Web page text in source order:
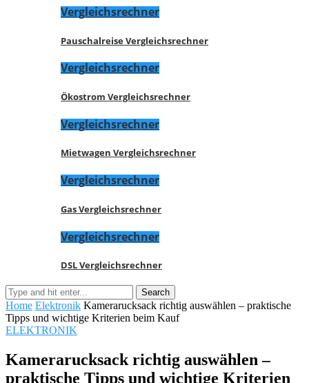
Vergleichsrechner
Pauschalreise Vergleichsrechner
Vergleichsrechner
Ökostrom Vergleichsrechner
Vergleichsrechner
Mietwagen Vergleichsrechner
Vergleichsrechner
Gas Vergleichsrechner
Vergleichsrechner
DSL Vergleichsrechner
Home Elektronik Kamerarucksack richtig auswählen – praktische
Tipps und wichtige Kriterien beim Kauf
ELEKTRONIK
Kamerarucksack richtig auswählen –
praktische Tipps und wichtige Kriterien